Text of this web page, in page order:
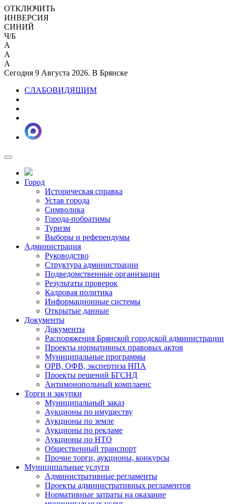
ОТКЛЮЧИТЬ
ИНВЕРСИЯ
СИНИЙ
Ч/Б
A
A
A
Сегодня 9 Августа 2026. В Брянске
СЛАБОВИДЯЩИМ
Город
Историческая справка
Устав города
Символика
Города-побратимы
Туризм
Выборы и референдумы
Администрация
Руководство
Структура администрации
Подведомственные организации
Результаты проверок
Кадровая политика
Информационные системы
Открытые данные
Документы
Документы
Распоряжения Брянской городской администрации
Проекты нормативных правовых актов
Муниципальные программы
ОРВ, ОФВ, экспертиза НПА
Проекты решений БГСНД
Антимонопольный комплаенс
Торги и закупки
Муниципальный заказ
Аукционы по имуществу
Аукционы по земле
Аукционы по рекламе
Аукционы по НТО
Общественный транспорт
Прочие торги, аукционы, конкурсы
Муниципальные услуги
Административные регламенты
Проекты административных регламентов
Нормативные затраты на оказание